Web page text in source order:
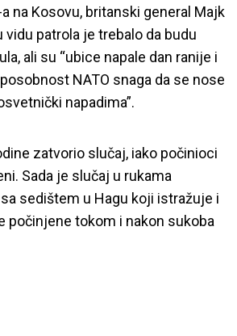
na Kosovu, britanski general Majk
vidu patrola je trebalo da budu
ali su “ubice napale dan ranije i
NATO snaga da se nose
napadima”.
zatvorio slučaj, iako počinioci
Sada je slučaj u rukama
sedištem u Hagu koji istražuje i
počinjene tokom i nakon sukoba